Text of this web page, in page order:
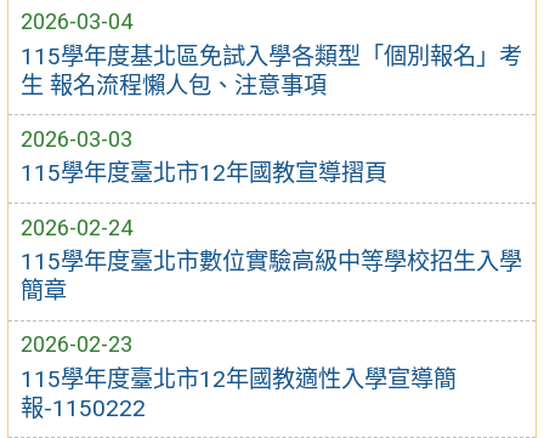
2026-03-04
115學年度基北區免試入學各類型「個別報名」考
生 報名流程懶人包、注意事項
2026-03-03
115學年度臺北市12年國教宣導摺頁
2026-02-24
115學年度臺北市數位實驗高級中等學校招生入學
簡章
2026-02-23
115學年度臺北市12年國教適性入學宣導簡
報-1150222